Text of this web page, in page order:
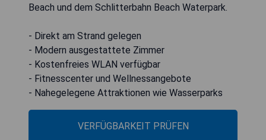
Beach und dem Schlitterbahn Beach Waterpark.
- Direkt am Strand gelegen
- Modern ausgestattete Zimmer
- Kostenfreies WLAN verfügbar
- Fitnesscenter und Wellnessangebote
- Nahegelegene Attraktionen wie Wasserparks
VERFÜGBARKEIT PRÜFEN